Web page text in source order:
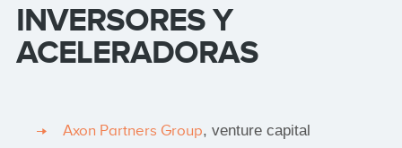
INVERSORES Y
ACELERADORAS
Axon Partners Group, venture capital